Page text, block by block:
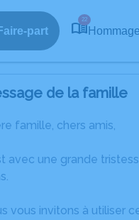
part
22
de la famille
famille, chers amis,
avec une grande
vous invitons à utiliser